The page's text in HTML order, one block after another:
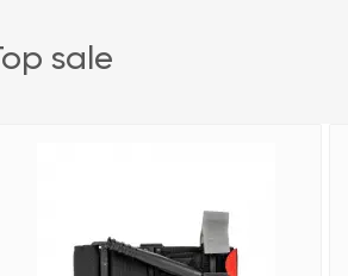
top sale